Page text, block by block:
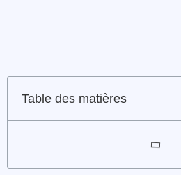
Table des matières